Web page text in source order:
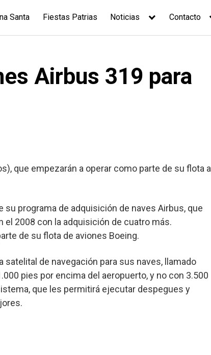
Santa Fiestas Patrias Noticias Contacto
Airbus 319 para
que empezarán a operar como parte de su flota a
programa de adquisición de naves Airbus, que
el 2008 con la adquisición de cuatro más.
de su flota de aviones Boeing.
de navegación para sus naves, llamado
pies por encima del aeropuerto, y no con 3.500
que les permitirá ejecutar despegues y